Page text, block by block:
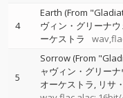
4
Earth (From
ヴィン・グリーナウ
ーケストラ
5
Sorrow (From
ャヴィン・グリーナ
オーケストラ
リサ